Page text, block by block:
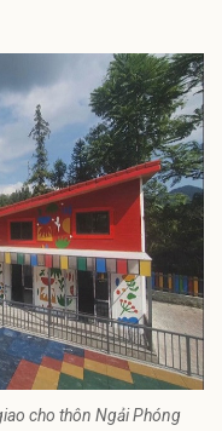
cho thôn Ngải Phóng